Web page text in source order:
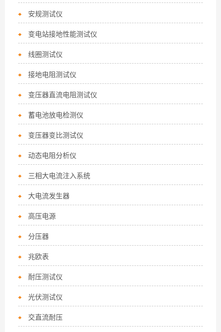
安规测试仪
变电站接地性能测试仪
线圈测试仪
接地电阻测试仪
变压器直流电阻测试仪
蓄电池放电检测仪
变压器变比测试仪
动态电阻分析仪
三相大电流注入系统
大电流发生器
高压电源
分压器
兆欧表
耐压测试仪
光伏测试仪
交直流耐压